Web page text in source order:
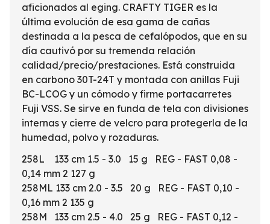
aficionados al eging. CRAFTY TIGER es la
última evolución de esa gama de cañas
destinada a la pesca de cefalópodos, que en su
día cautivó por su tremenda relación
calidad/precio/prestaciones. Está construida
en carbono 30T-24T y montada con anillas Fuji
BC-LCOG y un cómodo y firme portacarretes
Fuji VSS. Se sirve en funda de tela con divisiones
internas y cierre de velcro para protegerla de la
humedad, polvo y rozaduras.
258L 133 cm 1.5 - 3.0 15 g REG - FAST 0,08 -
0,14 mm 2 127 g
258ML 133 cm 2.0 - 3.5 20 g REG - FAST 0,10 -
0,16 mm 2 135 g
258M 133 cm 2.5 - 4.0 25 g REG - FAST 0,12 -